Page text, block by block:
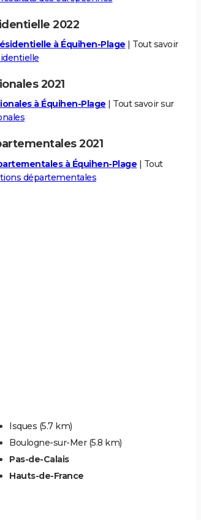
2022
à Équihen-Plage | Tout savoir
2021
à Équihen-Plage | Tout savoir sur
2021
à Équihen-Plage | Tout
départementales
Isques (5.7 km)
Boulogne-sur-Mer (5.8 km)
Pas-de-Calais
Hauts-de-France